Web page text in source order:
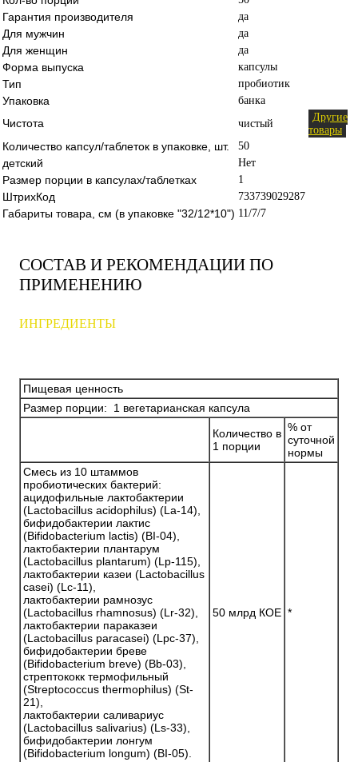
Гарантия производителя да
Для мужчин да
Для женщин да
Форма выпуска капсулы
Тип пробиотик
Упаковка банка
Чистота чистый
Другие
товары
Количество капсул/таблеток в упаковке, шт. 50
детский Нет
Размер порции в капсулах/таблетках 1
ШтрихКод 733739029287
Габариты товара, см (в упаковке "32/12*10") 11/7/7
СОСТАВ И РЕКОМЕНДАЦИИ ПО
ПРИМЕНЕНИЮ
ИНГРЕДИЕНТЫ
Пищевая ценность
Размер порции: 1 вегетарианская капсула
Количество в
1 порции
% от
суточной
нормы
Смесь из 10 штаммов
пробиотических бактерий:
ацидофильные лактобактерии
(Lactobacillus acidophilus) (La-14),
бифидобактерии лактис
(Bifidobacterium lactis) (BI-04),
лактобактерии плантарум
(Lactobacillus plantarum) (Lp-115),
лактобактерии казеи (Lactobacillus
casei) (Lc-11),
лактобактерии рамнозус
(Lactobacillus rhamnosus) (Lr-32),
лактобактерии параказеи
(Lactobacillus paracasei) (Lpc-37),
бифидобактерии бреве
(Bifidobacterium breve) (Bb-03),
стрептококк термофильный
(Streptococcus thermophilus) (St-
21),
лактобактерии саливариус
(Lactobacillus salivarius) (Ls-33),
бифидобактерии лонгум
(Bifidobacterium longum) (BI-05).
50 млрд КОЕ *